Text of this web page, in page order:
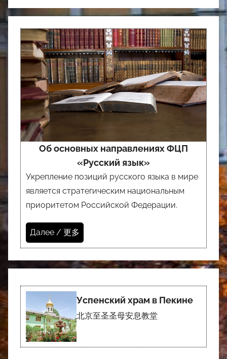
Об основных направлениях ФЦП
«Русский язык»
Укрепление позиций русского языка в мире
является стратегическим национальным
приоритетом Российской Федерации.
Далее / 更多
Успенский храм в Пекине
北京至圣圣母安息教堂